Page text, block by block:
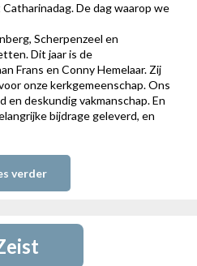
De dag waarop we
Scherpenzeel en
Dit jaar is de
Frans en Conny Hemelaar. Zij
onze kerkgemeenschap. Ons
deskundig vakmanschap. En
bijdrage geleverd, en
verder